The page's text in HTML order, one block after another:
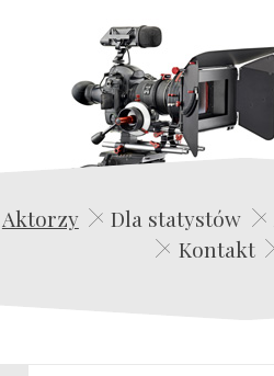
Aktorzy Dla statystów
Kontakt